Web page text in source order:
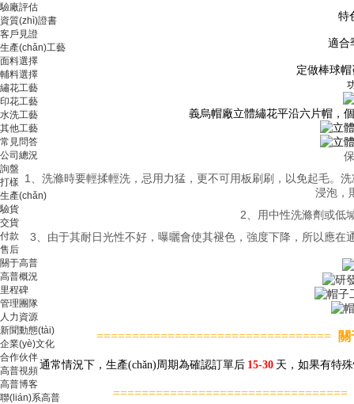
驗廠評估
資質(zhì)證書
客戶見證
生產(chǎn)工藝
面料選擇
輔料選擇
繡花工藝
印花工藝
水洗工藝
其他工藝
常見問答
公司總況
詢盤
打樣
生產(chǎn)
驗貨
交貨
付款
售后
關于高普
高普概況
里程碑
管理團隊
人力資源
新聞動態(tài)
企業(yè)文化
合作伙伴
高普視頻
高普博客
聯(lián)系高普
特
適合
定做棒球
義烏帽廠立體繡花平沿六片帽，
1、洗滌時要輕揉輕洗，忌用力猛，更不可用板刷刷，以免起
浸泡，
2、用中性洗滌劑或
3、由于其耐日光性不好，曝曬會使其褪色，強度下降，所以應在通
=================================
通常情況下，生產(chǎn)周期為確認訂單后 15-30 天，如果有特
=================================